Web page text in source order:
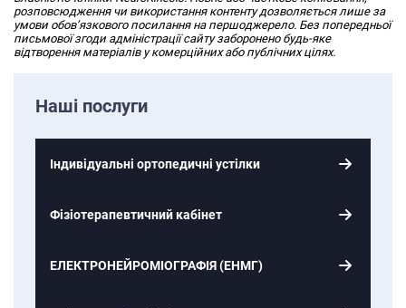
Наші послуги
Індивідуальні ортопедичні устілки
Фізіотерапевтичний кабінет
ЕЛЕКТРОНЕЙРОМІОГРАФІЯ (ЕНМГ)
розповсюдження чи використання контенту дозволяється лише за
умови обов’язкового посилання на першоджерело. Без попередньої
письмової згоди адміністрації сайту заборонено будь-яке
відтворення матеріалів у комерційних або публічних цілях.